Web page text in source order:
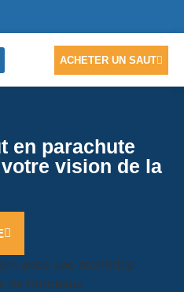
ACHETER UN SAUT
en parachute
vision de la